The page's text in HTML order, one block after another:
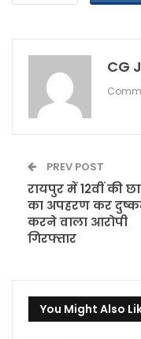
CG
PREV POST
रायपुर में 12वीं की
का अपहरण कर
करने वाला आरोपी
गिरफ्तार
You Might Also